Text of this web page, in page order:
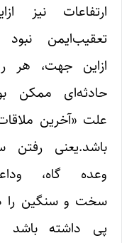
ارتفاعات نیز از‌این
تعقیب‌ایمن نبود و
از‌این جهت، هر روز
حادثه‌ای ممکن بود
علت «آخرین ملاقات»
باشد.‌یعنی رفتن سر
وعده گاه، وداعی
سخت و سنگین را در
پی داشته باشد …